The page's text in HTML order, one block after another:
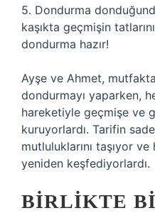
5. Dondurma
kaşıkta geçmişin
dondurma hazır!
Ayşe ve Ahmet,
dondurmayı yaparken,
hareketiyle geçmişe ve
kuruyorlardı. Tarifin
mutluluklarını taşıyor
yeniden keşfediyorlardı.
BIRLIKTE